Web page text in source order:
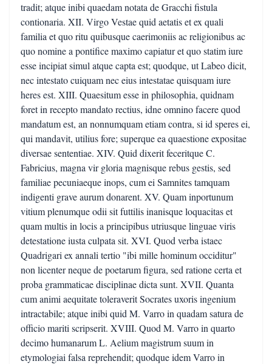
tradit; atque inibi quaedam notata de Gracchi fistula
contionaria. XII. Virgo Vestae quid aetatis et ex quali
familia et quo ritu quibusque caerimoniis ac religionibus ac
quo nomine a pontifice maximo capiatur et quo statim iure
esse incipiat simul atque capta est; quodque, ut Labeo dicit,
nec intestato cuiquam nec eius intestatae quisquam iure
heres est. XIII. Quaesitum esse in philosophia, quidnam
foret in recepto mandato rectius, idne omnino facere quod
mandatum est, an nonnumquam etiam contra, si id speres ei,
qui mandavit, utilius fore; superque ea quaestione expositae
diversae sententiae. XIV. Quid dixerit feceritque C.
Fabricius, magna vir gloria magnisque rebus gestis, sed
familiae pecuniaeque inops, cum ei Samnites tamquam
indigenti grave aurum donarent. XV. Quam inportunum
vitium plenumque odii sit futtilis inanisque loquacitas et
quam multis in locis a principibus utriusque linguae viris
detestatione iusta culpata sit. XVI. Quod verba istaec
Quadrigari ex annali tertio "ibi mille hominum occiditur"
non licenter neque de poetarum figura, sed ratione certa et
proba grammaticae disciplinae dicta sunt. XVII. Quanta
cum animi aequitate toleraverit Socrates uxoris ingenium
intractabile; atque inibi quid M. Varro in quadam satura de
officio mariti scripserit. XVIII. Quod M. Varro in quarto
decimo humanarum L. Aelium magistrum suum in
etymologiai falsa reprehendit; quodque idem Varro in